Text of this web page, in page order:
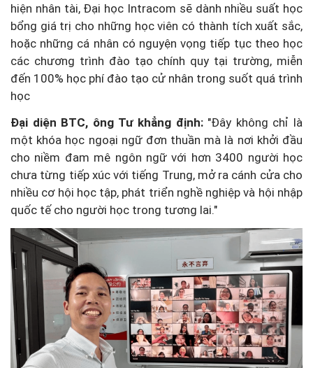
hiện nhân tài, Đại học Intracom sẽ dành nhiều suất học
bổng giá trị cho những học viên có thành tích xuất sắc,
hoặc những cá nhân có nguyện vọng tiếp tục theo học
các chương trình đào tạo chính quy tại trường, miễn
đến 100% học phí đào tạo cử nhân trong suốt quá trình
học
Đại diện BTC, ông Tư khẳng định: "Đây không chỉ là
một khóa học ngoại ngữ đơn thuần mà là nơi khởi đầu
cho niềm đam mê ngôn ngữ với hơn 3400 người học
chưa từng tiếp xúc với tiếng Trung, mở ra cánh cửa cho
nhiều cơ hội học tập, phát triển nghề nghiệp và hội nhập
quốc tế cho người học trong tương lai."